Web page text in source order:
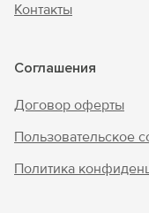
Контакты
Соглашения
Договор оферты
Пользовательское
Политика